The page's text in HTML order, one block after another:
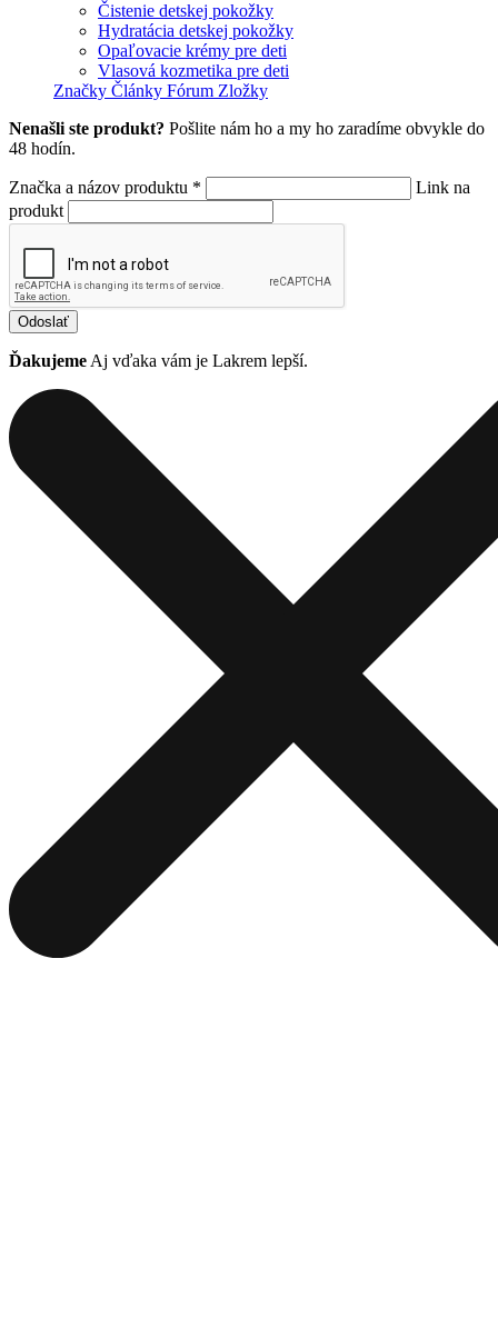
Čistenie detskej pokožky
Hydratácia detskej pokožky
Opaľovacie krémy pre deti
Vlasová kozmetika pre deti
Značky Články Fórum Zložky
Nenašli ste produkt? Pošlite nám ho a my ho zaradíme obvykle do
48 hodín.
Značka a názov produktu *
Link na
produkt
Odoslať
Ďakujeme Aj vďaka vám je Lakrem lepší.